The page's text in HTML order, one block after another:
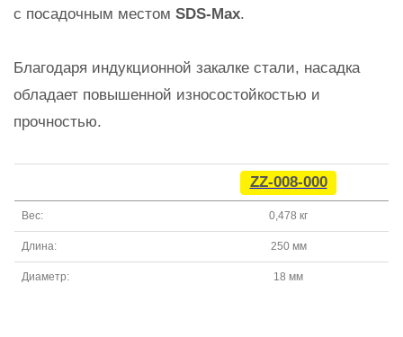
с посадочным местом SDS-Max.
Благодаря индукционной закалке стали, насадка
обладает повышенной износостойкостью и
прочностью.
ZZ-008-000
Вес: 0,478 кг
Длина: 250 мм
Диаметр: 18 мм